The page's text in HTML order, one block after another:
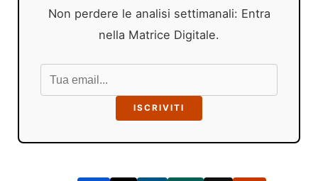
Non perdere le analisi settimanali: Entra
nella Matrice Digitale.
ISCRIVITI